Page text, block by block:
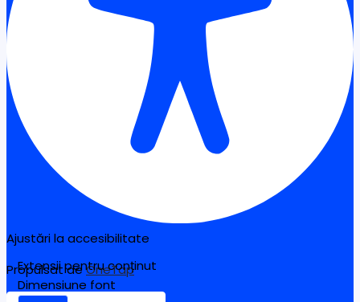
Ajustări la accesibilitate
Propulsat deOneTap
Extensii pentru conținut
Dimensiune font